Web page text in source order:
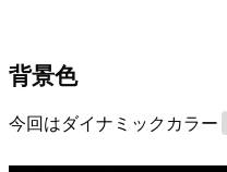
背景色
今回はダイナミックカラー